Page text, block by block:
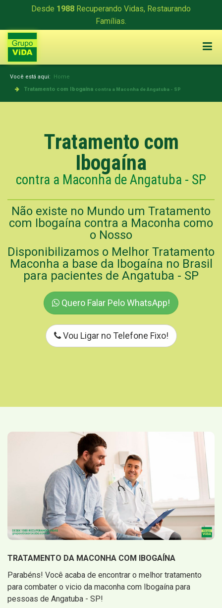
Desde 1988 Recuperando Vidas, Restaurando
Famílias.
Você está aqui: Home
Tratamento com Ibogaína contra a Maconha de Angatuba - SP
Tratamento com
Ibogaína
contra a Maconha de Angatuba - SP
Não existe no Mundo um Tratamento
com Ibogaína contra a Maconha como
o Nosso
Disponibilizamos o Melhor Tratamento
Maconha a base da Ibogaína no Brasil
para pacientes de Angatuba - SP
Quero Falar Pelo WhatsApp!
Vou Ligar no Telefone Fixo!
TRATAMENTO DA MACONHA COM IBOGAÍNA
Parabéns! Você acaba de encontrar o melhor tratamento
para combater o vicio da maconha com Ibogaína para
pessoas de Angatuba - SP!